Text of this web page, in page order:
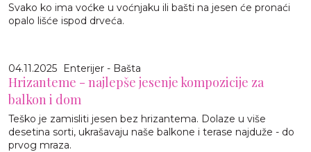
Svako ko ima voćke u voćnjaku ili bašti na jesen će pronaći
opalo lišće ispod drveća.
04.11.2025 Enterijer - Bašta
Hrizanteme - najlepše jesenje kompozicije za
balkon i dom
Teško je zamisliti jesen bez hrizantema. Dolaze u više
desetina sorti, ukrašavaju naše balkone i terase najduže - do
prvog mraza.